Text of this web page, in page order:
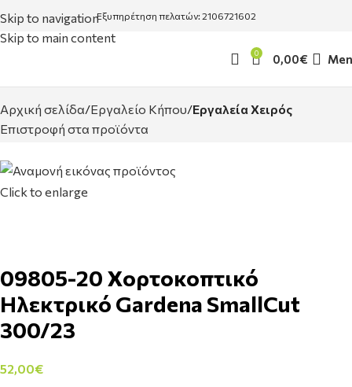
Skip to navigation
Skip to main content
Εξυπηρέτηση πελατών: 2106721602
0 0,00€
Αρχική σελίδα Εργαλείο Κήπου Εργαλεία Χειρός
Επιστροφή στα προϊόντα
Click to enlarge
09805-20 Χορτοκοπτικό
Ηλεκτρικό Gardena SmallCut
300/23
52,00€